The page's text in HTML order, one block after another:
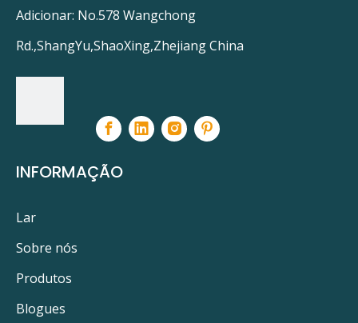
Adicionar: No.578 Wangchong
Rd.,ShangYu,ShaoXing,Zhejiang China
INFORMAÇÃO
Lar
Sobre nós
Produtos
Blogues